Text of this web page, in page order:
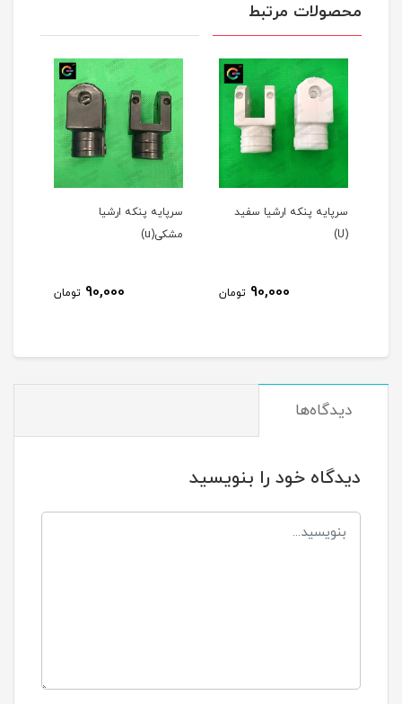
محصولات مرتبط
سرپایه پنکه ارشیا سفید
(U)
90,000 تومان
سرپایه پنکه ارشیا
مشکی(u)
90,000 تومان
دیدگاه‌ها
دیدگاه خود را بنویسید